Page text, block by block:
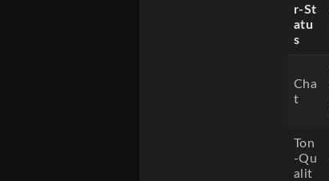
r-St
atu
s
Cha
t
Ton
-Qu
alit